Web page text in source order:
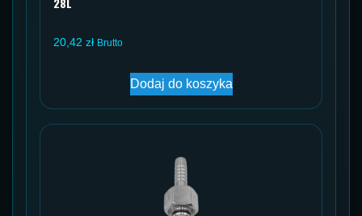
20,42 zł Brutto
Dodaj do koszyka